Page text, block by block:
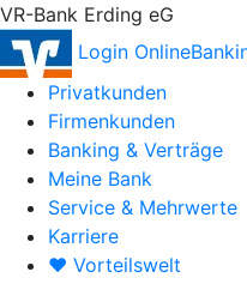
VR-Bank Erding eG
Login
Privatkunden
Firmenkunden
Banking & Verträge
Meine Bank
Service & Mehrwerte
Karriere
♥ Vorteilswelt